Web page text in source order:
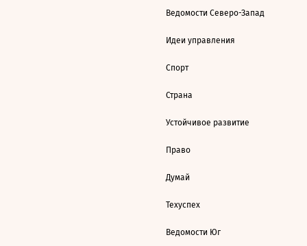
Ведомости Северо-Запад
Идеи управления
Спорт
Страна
Устойчивое развитие
Право
Думай
Техуспех
Ведомости Юг